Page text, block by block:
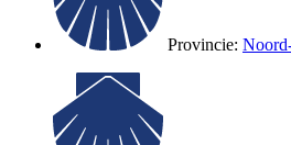
Provincie: